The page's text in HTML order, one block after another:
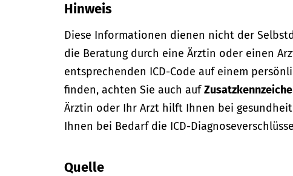
Hinweis
Diese Informationen dienen nicht der
die Beratung durch eine Ärztin oder einen
entsprechenden ICD-Code auf einem
finden, achten Sie auch auf
Ärztin oder Ihr Arzt hilft Ihnen bei
Ihnen bei Bedarf die ICD-
Quelle